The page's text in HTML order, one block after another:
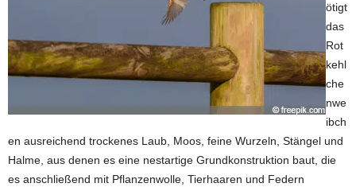
ötigt
das
Rot
kehl
che
nwe
ibch
en ausreichend trockenes Laub, Moos, feine Wurzeln, Stängel und
Halme, aus denen es eine nestartige Grundkonstruktion baut, die
es anschließend mit Pflanzenwolle, Tierhaaren und Federn